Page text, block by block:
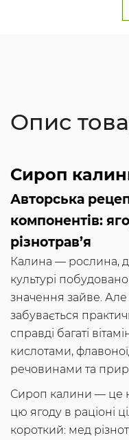
Опис
Сироп
Авторська
компонентів:
різнотрав’я
Калина — рослина,
культурі
значення зайве.
забувається
справді багаті
кислотами,
речовинами та
Сироп калини — це
цю ягоду в раціоні
короткий: мед